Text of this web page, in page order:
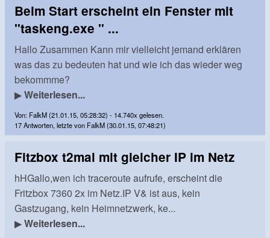
Beim Start erscheint ein Fenster mit
"taskeng.exe " ...
Hallo Zusammen Kann mir vielleicht jemand erklären
was das zu bedeuten hat und wie ich das wieder weg
bekommme?
▶Weiterlesen...
Von: FalkM (21.01.15, 05:28:32) - 14.740x gelesen.
17 Antworten, letzte von FalkM (30.01.15, 07:48:21)
Fitzbox t2mal mit gleicher IP im Netz
hHGallo,wen ich traceroute aufrufe, erscheint die
Fritzbox 7360 2x im Netz.IP V& ist aus, kein
Gastzugang, kein Heimnetzwerk, ke...
▶Weiterlesen...